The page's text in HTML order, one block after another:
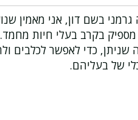
בשם דון, אני מאמין
בקרב בעלי חיות
כדי לאפשר לכלבים
של בעליהם.